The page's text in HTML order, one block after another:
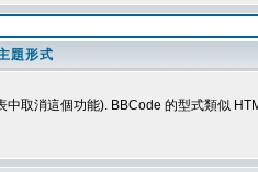
題形式
消這個功能). BBCode 的型式類似